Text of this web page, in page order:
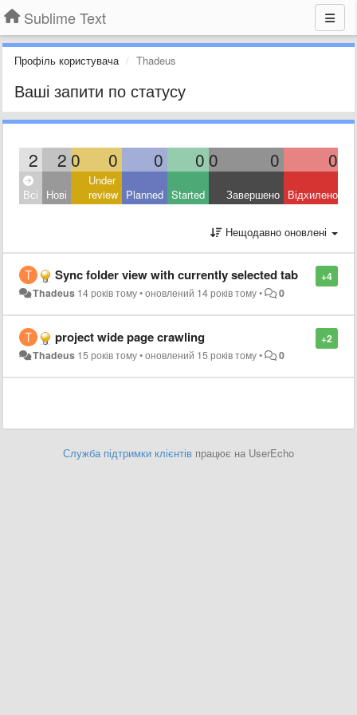
Sublime Text
Профіль користувача Thadeus
Ваші запити по статусу
2 2 0 0 0 0 0 0 0
Всі Нові
Under
review Planned Started Завершено Відхилено
Нещодавно оновлені
+4
Sync folder view with currently selected tab
Thadeus 14 років тому•оновлений 14 років тому• 0
+2
project wide page crawling
Thadeus 15 років тому•оновлений 15 років тому• 0
Служба підтримки клієнтів працює на UserEcho